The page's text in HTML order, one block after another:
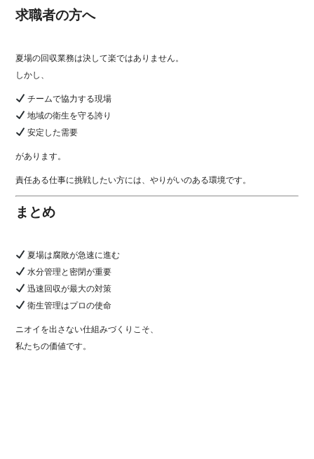
求職者の方へ
夏場の回収業務は決して楽ではありません。
しかし、
チームで協力する現場
地域の衛生を守る誇り
安定した需要
があります。
責任ある仕事に挑戦したい方には、やりがいのある環境です。
まとめ
夏場は腐敗が急速に進む
水分管理と密閉が重要
迅速回収が最大の対策
衛生管理はプロの使命
ニオイを出さない仕組みづくりこそ、
私たちの価値です。